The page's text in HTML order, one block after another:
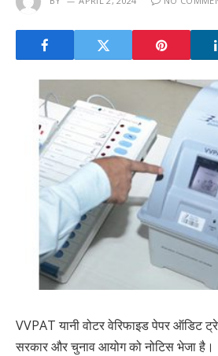
VVPAT यानी वोटर वेरिफाइड पेपर ऑडिट
सरकार और चुनाव आयोग को नोटिस भेजा है।